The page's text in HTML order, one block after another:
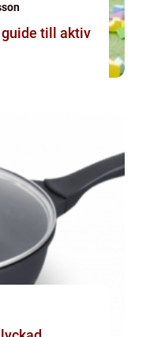
till aktiv